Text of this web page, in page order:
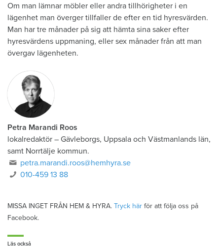
Om man lämnar möbler eller andra tillhörigheter i en
lägenhet man överger tillfaller de efter en tid hyresvärden.
Man har tre månader på sig att hämta sina saker efter
hyresvärdens uppmaning, eller sex månader från att man
övergav lägenheten.
Petra Marandi Roos
lokalredaktör – Gävleborgs, Uppsala och Västmanlands län,
samt Norrtälje kommun.
petra.marandi.roos@hemhyra.se
010-459 13 88
MISSA INGET FRÅN HEM & HYRA. Tryck här för att följa oss på
Facebook.
Läs också